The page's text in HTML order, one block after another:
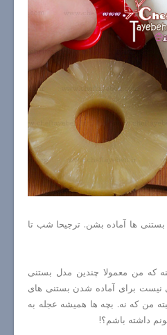
بستنی ها آماده بشن. ترجیحا شب تا
که من معمولا چندین مدل بستنی
نیست برای آماده شدن بستنی های
من که نه. بچه ها همیشه عجله به
داشته باشم؟!